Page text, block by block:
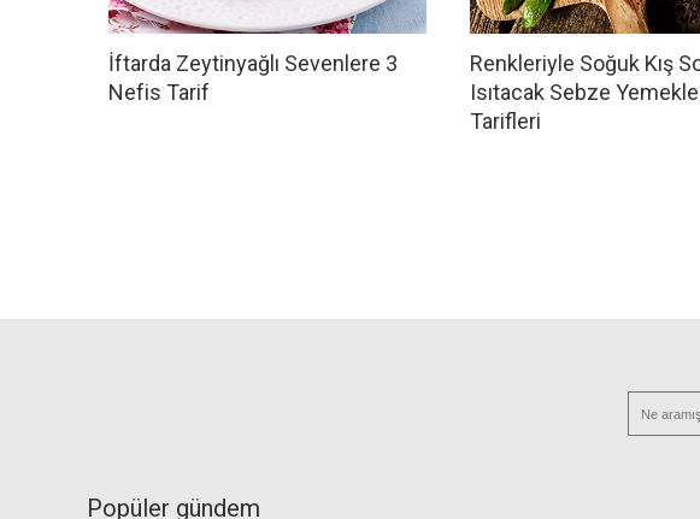
İftarda Zeytinyağlı Sevenlere 3
Nefis Tarif
Renkleriyle Soğuk Kış
Isıtacak Sebze
Tarifleri
Popüler gündem